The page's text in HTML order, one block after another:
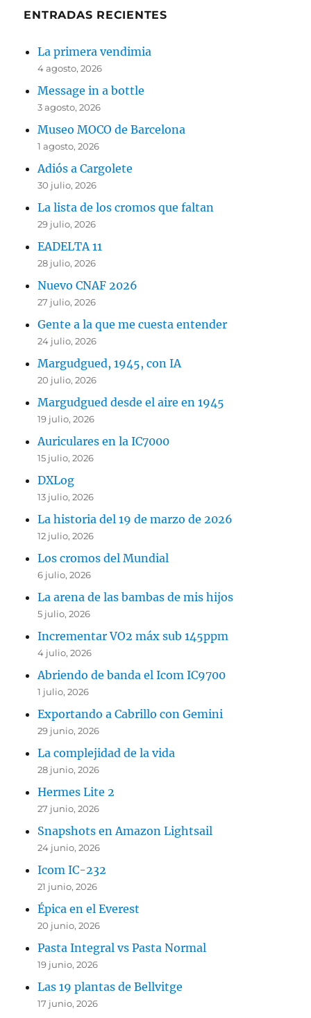
ENTRADAS RECIENTES
La primera vendimia
4 agosto, 2026
Message in a bottle
3 agosto, 2026
Museo MOCO de Barcelona
1 agosto, 2026
Adiós a Cargolete
30 julio, 2026
La lista de los cromos que faltan
29 julio, 2026
EADELTA 11
28 julio, 2026
Nuevo CNAF 2026
27 julio, 2026
Gente a la que me cuesta entender
24 julio, 2026
Margudgued, 1945, con IA
20 julio, 2026
Margudgued desde el aire en 1945
19 julio, 2026
Auriculares en la IC7000
15 julio, 2026
DXLog
13 julio, 2026
La historia del 19 de marzo de 2026
12 julio, 2026
Los cromos del Mundial
6 julio, 2026
La arena de las bambas de mis hijos
5 julio, 2026
Incrementar VO2 máx sub 145ppm
4 julio, 2026
Abriendo de banda el Icom IC9700
1 julio, 2026
Exportando a Cabrillo con Gemini
29 junio, 2026
La complejidad de la vida
28 junio, 2026
Hermes Lite 2
27 junio, 2026
Snapshots en Amazon Lightsail
24 junio, 2026
Icom IC-232
21 junio, 2026
Épica en el Everest
20 junio, 2026
Pasta Integral vs Pasta Normal
19 junio, 2026
Las 19 plantas de Bellvitge
17 junio, 2026